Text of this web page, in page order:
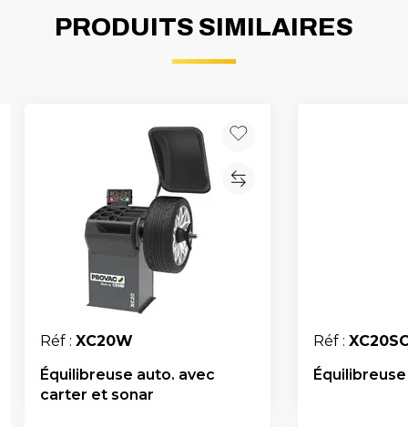
PRODUITS SIMILAIRES
Réf : XC20W
Équilibreuse auto. avec
carter et sonar
Réf :